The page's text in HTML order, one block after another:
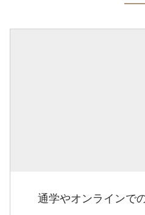
通学やオンラインで